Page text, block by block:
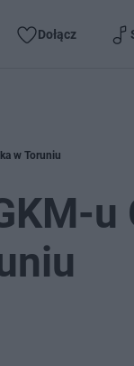
Dołącz
w Toruniu